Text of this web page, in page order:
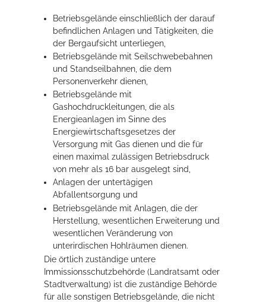
Betriebsgelände einschließlich der darauf
befindlichen Anlagen und Tätigkeiten, die
der Bergaufsicht unterliegen,
Betriebsgelände mit Seilschwebebahnen
und Standseilbahnen, die dem
Personenverkehr dienen,
Betriebsgelände mit
Gashochdruckleitungen, die als
Energieanlagen im Sinne des
Energiewirtschaftsgesetzes der
Versorgung mit Gas dienen und die für
einen maximal zulässigen Betriebsdruck
von mehr als 16 bar ausgelegt sind,
Anlagen der untertägigen
Abfallentsorgung und
Betriebsgelände mit Anlagen, die der
Herstellung, wesentlichen Erweiterung und
wesentlichen Veränderung von
unterirdischen Hohlräumen dienen.
Die örtlich zuständige untere
Immissionsschutzbehörde (Landratsamt oder
Stadtverwaltung) ist die zuständige Behörde
für alle sonstigen Betriebsgelände, die nicht